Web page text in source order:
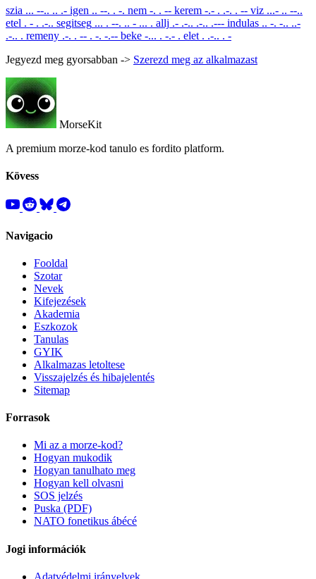
szia ... --.. .. .- igen .. --. . -. nem -. . -- kerem -.- . .-. . -- viz ...- .. --..
etel . - . .-.. segitseg ... . --. .. - ... . allj .- .-.. .-.. .--- indulas .. -. -.. ..-
.-.. . remeny .-. . -- . -. -.-- beke -... . -.- . elet . .-.. . -
Jegyezd meg gyorsabban -> Szerezd meg az alkalmazast
MorseKit
A premium morze-kod tanulo es fordito platform.
Kövess
Navigacio
Fooldal
Szotar
Nevek
Kifejezések
Akademia
Eszkozok
Tanulas
GYIK
Alkalmazas letoltese
Visszajelzés és hibajelentés
Sitemap
Forrasok
Mi az a morze-kod?
Hogyan mukodik
Hogyan tanulhato meg
Hogyan kell olvasni
SOS jelzés
Puska (PDF)
NATO fonetikus ábécé
Jogi információk
Adatvédelmi irányelvek